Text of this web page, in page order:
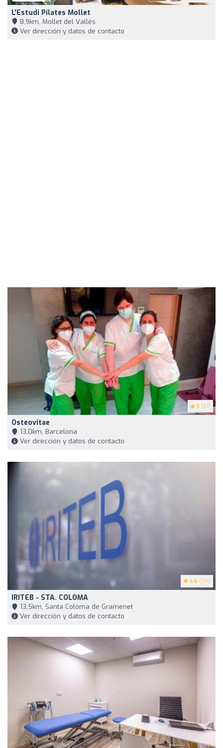
L'Estudi Pilates Mollet
8,9km, Mollet del Vallès
Ver dirección y datos de contacto
5 (51)
Osteovitae
13,0km, Barcelona
Ver dirección y datos de contacto
4.6 (191)
IRITEB - STA. COLOMA
13,5km, Santa Coloma de Gramenet
Ver dirección y datos de contacto